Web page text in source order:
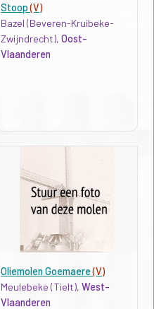
Stoop(V)
Bazel (Beveren-Kruibeke-
Zwijndrecht),Oost-
Vlaanderen
Oliemolen Goemaere(V)
Meulebeke (Tielt),West-
Vlaanderen